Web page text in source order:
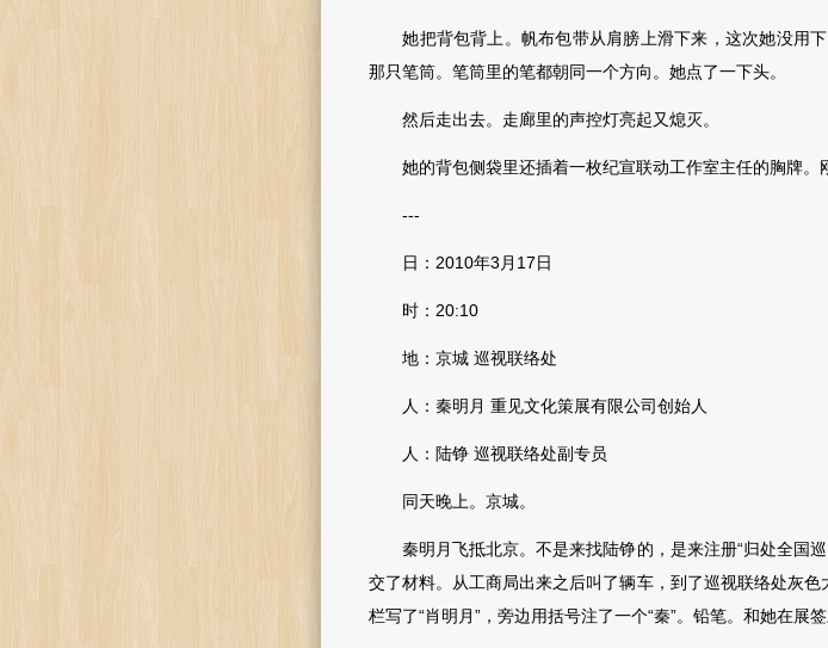
她把背包背上。帆布包带从肩膀上滑下来，这次她没用
那只笔筒。笔筒里的笔都朝同一个方向。她点了一下头。
然后走出去。走廊里的声控灯亮起又熄灭。
她的背包侧袋里还插着一枚纪宣联动工作室主任的胸牌。
---
日：2010年3月17日
时：20:10
地：京城 巡视联络处
人：秦明月 重见文化策展有限公司创始人
人：陆铮 巡视联络处副专员
同天晚上。京城。
秦明月飞抵北京。不是来找陆铮的，是来注册“归处全国巡
交了材料。从工商局出来之后叫了辆车，到了巡视联络处灰
栏写了“肖明月”，旁边用括号注了一个“秦”。铅笔。和她在展